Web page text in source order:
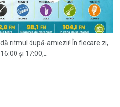
ritmul după-amiezii! În fiecare zi,
și 17:00,...